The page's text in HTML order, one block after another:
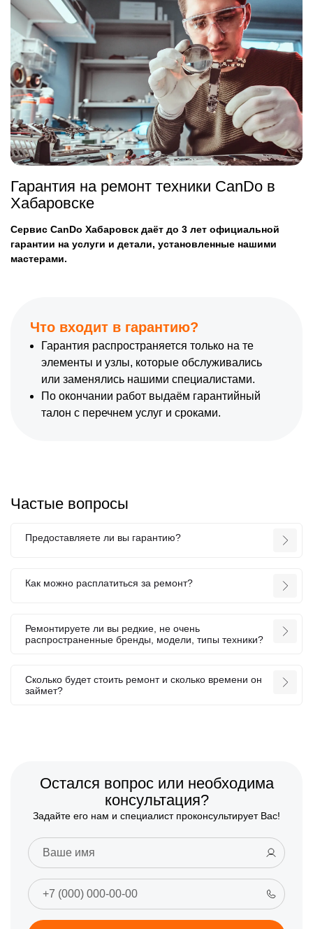
Гарантия на ремонт техники CanDo в
Хабаровске
Сервис CanDo Хабаровск даёт до 3 лет официальной
гарантии на услуги и детали, установленные нашими
мастерами.
Что входит в гарантию?
Гарантия распространяется только на те
элементы и узлы, которые обслуживались
или заменялись нашими специалистами.
По окончании работ выдаём гарантийный
талон с перечнем услуг и сроками.
Частые вопросы
Предоставляете ли вы гарантию?
Как можно расплатиться за ремонт?
Ремонтируете ли вы редкие, не очень
распространенные бренды, модели, типы техники?
Сколько будет стоить ремонт и сколько времени он
займет?
Остался вопрос или необходима
консультация?
Задайте его нам и специалист проконсультирует Вас!